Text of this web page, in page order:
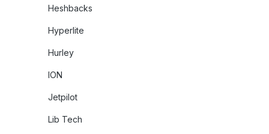
Heshbacks
Hyperlite
Hurley
ION
Jetpilot
Lib Tech